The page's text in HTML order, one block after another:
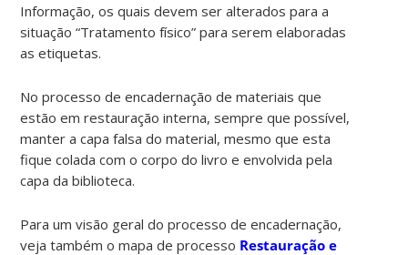
Informação, os quais devem ser alterados para a
situação “Tratamento físico” para serem elaboradas
as etiquetas.
No processo de encadernação de materiais que
estão em restauração interna, sempre que possível,
manter a capa falsa do material, mesmo que esta
fique colada com o corpo do livro e envolvida pela
capa da biblioteca.
Para um visão geral do processo de encadernação,
veja também o mapa de processo Restauração e